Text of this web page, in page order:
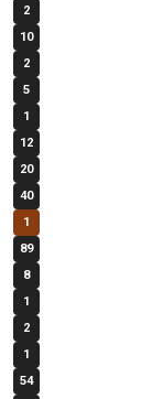
2
10
2
5
1
12
20
40
1
89
8
1
2
1
54